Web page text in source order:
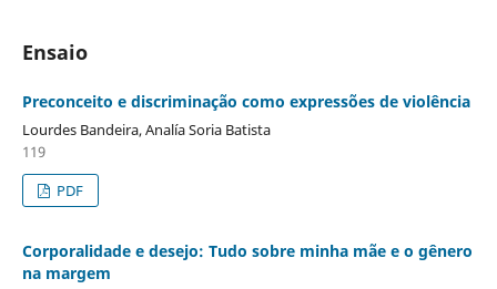
Ensaio
Preconceito e discriminação como expressões de violência
Lourdes Bandeira, Analía Soria Batista
119
PDF
Corporalidade e desejo: Tudo sobre minha mãe e o gênero
na margem